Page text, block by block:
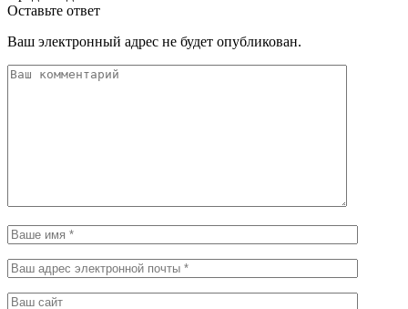
Оставьте ответ
Ваш электронный адрес не будет опубликован.